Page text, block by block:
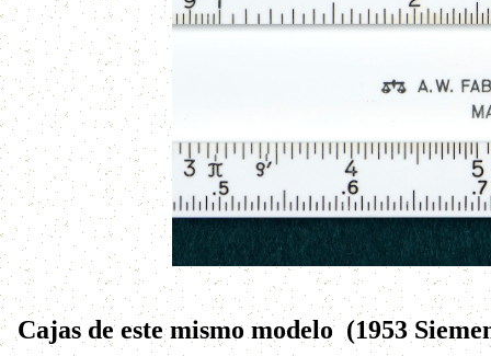
Cajas de este mismo modelo (1953